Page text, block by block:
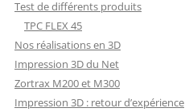
Test de différents produits
TPC FLEX 45
Nos réalisations en 3D
Impression 3D du Net
Zortrax M200 et M300
Impression 3D : retour d’expérience